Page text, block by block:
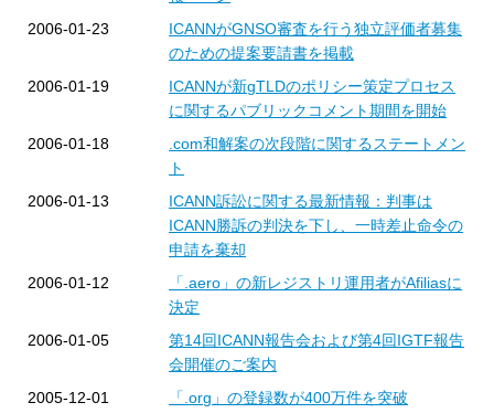
2006-01-23
ICANNがGNSO審査を行う独立評価者募集
のための提案要請書を掲載
2006-01-19
ICANNが新gTLDのポリシー策定プロセス
に関するパブリックコメント期間を開始
2006-01-18
.com和解案の次段階に関するステートメン
ト
2006-01-13
ICANN訴訟に関する最新情報：判事は
ICANN勝訴の判決を下し、一時差止命令の
申請を棄却
2006-01-12
「.aero」の新レジストリ運用者がAfiliasに
決定
2006-01-05
第14回ICANN報告会および第4回IGTF報告
会開催のご案内
2005-12-01
「.org」の登録数が400万件を突破